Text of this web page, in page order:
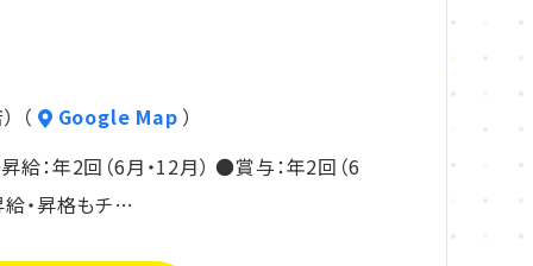
（ Google Map ）
年2回（6月・12月） ●賞与：年2回（6
給・昇格もチ…